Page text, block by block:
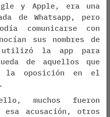
y Apple, era una
de Whatsapp, pero
comunicarse con
sus nombres de
utilizó la app para
de aquellos que
la oposición en el
muchos fueron
esa acusación, otros